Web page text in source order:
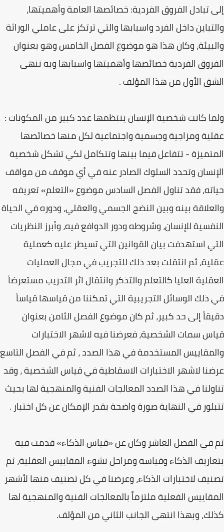
إلى تبادل الفروق الفردية: خصائصها العامة وأهميتها،
والتباين داخل الفرد واسبابها والتي ترتكز على عاملي الوراثة
والبيئة، وكان هذا هو موضوع الفصل الخامس وهو بعنوان
الفروق الفردية خصائصها وأهميتها واسبابها وبه ننهى
الشق الأول من هذا المؤلف .
ولما كانت شخصية الإنسان ينتظمها عدد كبير من المكونات :
عقلية ومزاجية وجسمية واجتماعية لكل منها خصائصها
المتميزة - تتفاعل فيما بينها وتتكامل لكي تشكل شخصية
الإنسان وتحدد السلوك الصادر عنه في أي موقف من مواقف
حياته، فقد تناول الفصل السادس موضوع «التعلم» تعريفه
والعلاقة بينه وبين النضج الجسمي والعقلي، ودوره في الحياة
النفسية للإنسان، وشروطه ودور الدوافع فيه، وأبرز النظريات
التي استهدفت بيان القوانين التي تسيطر عليه كعملية
عقلية، ثم انتقلت بعد ذلك للتجريب في مجال العمليات
العقلية العليا كالتعلم والتذكر وانتقال اثر التدريب مستعرضاً
في ذلك الوسائل التجريبية التي تمكننا من قياسها قياساً
دقيقاً إلى حد كبير، ثم كان موضوع الفصل الثامن بعنوان
قياس سمات الشخصية، فعرضنا فيه لاشهر الاختبارات
والمقاييس المستخدمة في هذا الصدد ، ثم في الفصل التاسع
عرضنا لاشهر الاختبارات الاسقاطية في قياس الشخصية ، وقد
تناولنا في هذا الصدد المعالجات الفنية والمنهجية لها بحيث
تتبلور في النهاية صورة واضحة بقدر الإمكان عن كل اختبار .
ثم في الفصل العاشر وكان عن «قياس الذكاء» قدمت فيه
بتعاريف الذكاء وقياسه ومراحل نشوء المقاييس العقلية، ثم
تصنيف لاختبارات الذكاء، وعرضنا في كل تصنيف منها لأشهر
المقاييس الفعلية ملتزماً بالمعالجات الفنية والمنهجية لها
كذلك، وبهذا انتهى الجانب الثاني من المؤلف.